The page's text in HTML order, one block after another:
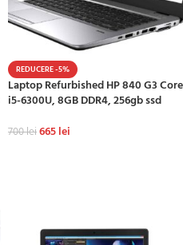
REDUCERE -5%
Laptop Refurbished HP 840 G3 Core
i5-6300U, 8GB DDR4, 256gb ssd
700lei665lei